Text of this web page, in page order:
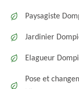
Paysagiste
Jardinier
Elagueur
Pose et